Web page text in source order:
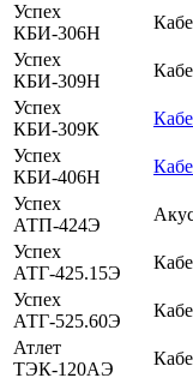
Успех
КБИ-306Н
Успех
КБИ-309Н
Успех
КБИ-309К
Успех
КБИ-406Н
Успех
АТП-424Э
Успех
АТГ-425.15Э
Успех
АТГ-525.60Э
Атлет
ТЭК-120АЭ